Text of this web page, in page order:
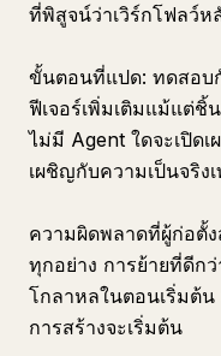
ที่พิสูจน์ว่าเวิร์กโฟลว์ห
ขั้นตอนที่แปด: ทดสอบ
ฟีเจอร์เพิ่มเติมแม้แต่ชิ้
ไม่มี Agent ใดจะเปิดเ
เผชิญกับความเป็นจริง
ความผิดพลาดที่ผู้ก่อตั้
ทุกอย่าง การย้ายที่ดีก
โกลาหลในตอนเริ่มต้
การสร้างจะเริ่มต้น